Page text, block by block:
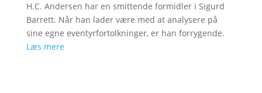
H.C. Andersen har en smittende formidler i Sigurd
Barrett. Når han lader være med at analysere på
sine egne eventyrfortolkninger, er han forrygende.
Læs mere